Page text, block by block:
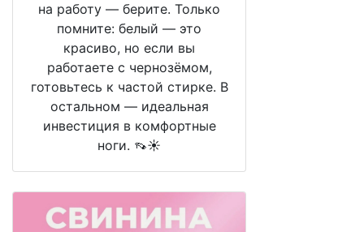
на работу — берите. Только
помните: белый — это
красиво, но если вы
работаете с чернозёмом,
готовьтесь к частой стирке. В
остальном — идеальная
инвестиция в комфортные
ноги. 👡☀️